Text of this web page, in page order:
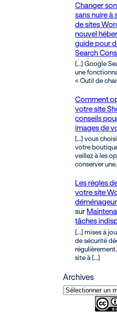
Changer
sans nuire à
de sites
nouvel
guide pour
Search
[…] Google
une
« Outil de
Comment
votre site
conseils
images de
[…] vous
votre
veillez à les
conserver
Les règles
votre site
sur
tâches
[…] mises à
de sécurité
site à […]
Archives